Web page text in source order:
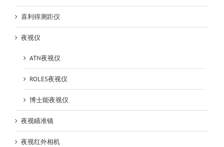
喜利得测距仪
夜视仪
ATN夜视仪
ROLES夜视仪
博士能夜视仪
夜视瞄准镜
夜视红外相机